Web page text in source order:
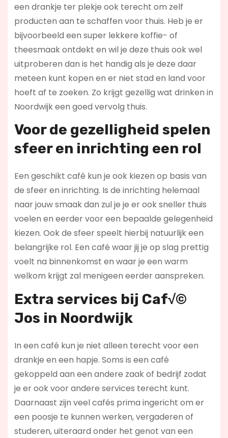
een drankje ter plekje ook terecht om zelf
producten aan te schaffen voor thuis. Heb je er
bijvoorbeeld een super lekkere koffie- of
theesmaak ontdekt en wil je deze thuis ook wel
uitproberen dan is het handig als je deze daar
meteen kunt kopen en er niet stad en land voor
hoeft af te zoeken. Zo krijgt gezellig wat drinken in
Noordwijk een goed vervolg thuis.
Voor de gezelligheid spelen
sfeer en inrichting een rol
Een geschikt café kun je ook kiezen op basis van
de sfeer en inrichting. Is de inrichting helemaal
naar jouw smaak dan zul je je er ook sneller thuis
voelen en eerder voor een bepaalde gelegenheid
kiezen. Ook de sfeer speelt hierbij natuurlijk een
belangrijke rol. Een café waar jij je op slag prettig
voelt na binnenkomst en waar je een warm
welkom krijgt zal menigeen eerder aanspreken.
Extra services bij Caf√©
Jos in Noordwijk
In een café kun je niet alleen terecht voor een
drankje en een hapje. Soms is een café
gekoppeld aan een andere zaak of bedrijf zodat
je er ook voor andere services terecht kunt.
Daarnaast zijn veel cafés prima ingericht om er
een poosje te kunnen werken, vergaderen of
studeren, uiteraard onder het genot van een